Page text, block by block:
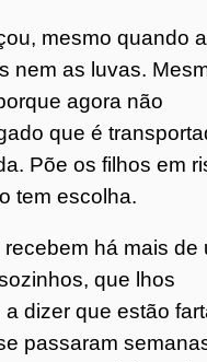
mesmo quando a
nem as luvas.
agora não
que é
Põe os filhos em
tem escolha.
há mais de
que lhos
dizer que estão
passaram